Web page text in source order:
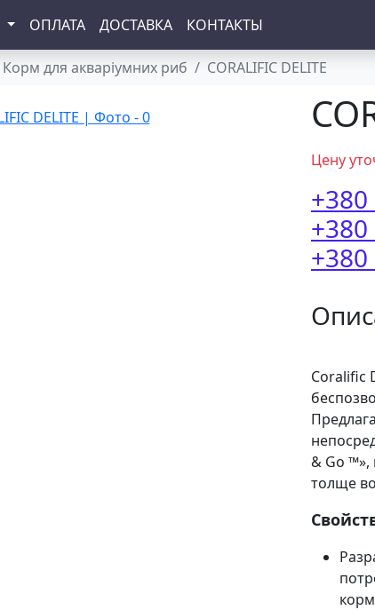
Корм для акваріумних риб CORALIFIC DELITE
Цену
Coralific
& Go ™»,
толще
ОПЛАТА ДОСТАВКА КОНТАКТЫ